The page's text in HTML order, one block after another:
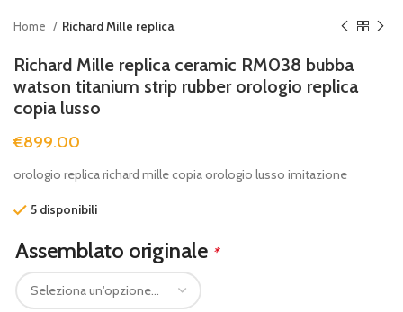
Home Richard Mille replica
Richard Mille replica ceramic RM038 bubba
watson titanium strip rubber orologio replica
copia lusso
€899.00
orologio replica richard mille copia orologio lusso imitazione
5 disponibili
Assemblato originale *